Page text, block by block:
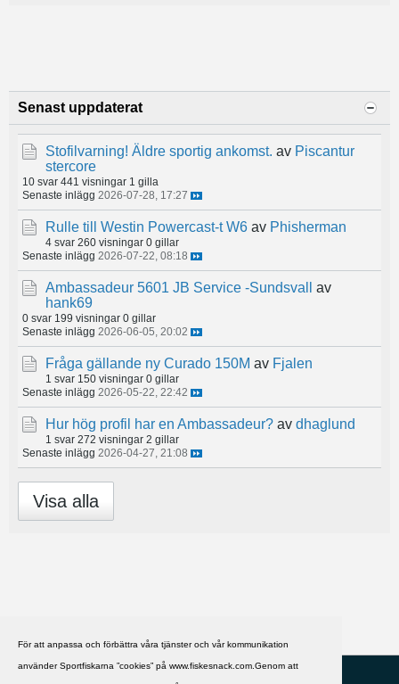
För att anpassa och förbättra våra tjänster och vår kommunikation
använder Sportfiskarna ”cookies” på www.fiskesnack.com.Genom att
Senast uppdaterat
Stofilvarning! Äldre sportig ankomst. av Piscantur
stercore
10 svar 441 visningar 1 gilla
Senaste inlägg 2026-07-28, 17:27
Rulle till Westin Powercast-t W6 av Phisherman
4 svar 260 visningar 0 gillar
Senaste inlägg 2026-07-22, 08:18
Ambassadeur 5601 JB Service -Sundsvall
av
hank69
0 svar 199 visningar 0 gillar
Senaste inlägg 2026-06-05, 20:02
Fråga gällande ny Curado 150M av Fjalen
1 svar 150 visningar 0 gillar
Senaste inlägg 2026-05-22, 22:42
Hur hög profil har en Ambassadeur? av dhaglund
1 svar 272 visningar 2 gillar
Senaste inlägg 2026-04-27, 21:08
Visa alla
HJÄLP